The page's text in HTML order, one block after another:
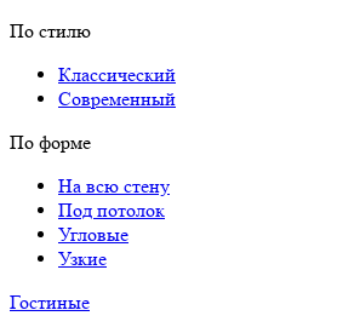
По стилю
Классический
Современный
По форме
На всю стену
Под потолок
Угловые
Узкие
Гостиные